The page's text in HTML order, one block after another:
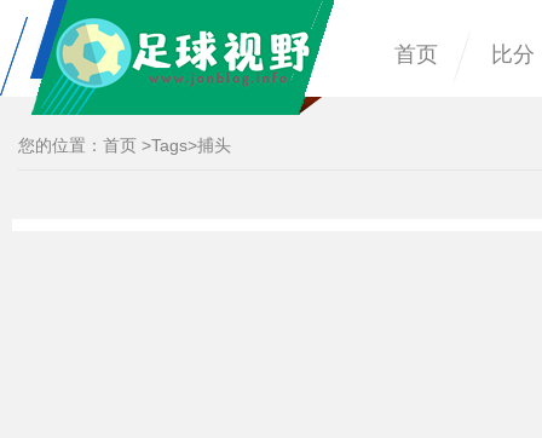
首页 比分
您的位置： 首页 >Tags>捕头